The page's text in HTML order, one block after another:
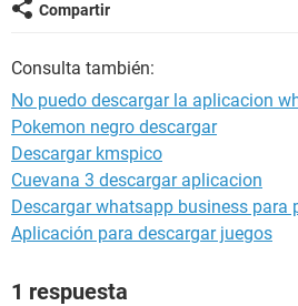
Compartir
Consulta también:
No puedo descargar la aplicacion
Pokemon negro descargar
Descargar kmspico
Cuevana 3 descargar aplicacion
Descargar whatsapp business para
Aplicación para descargar juegos
1 respuesta